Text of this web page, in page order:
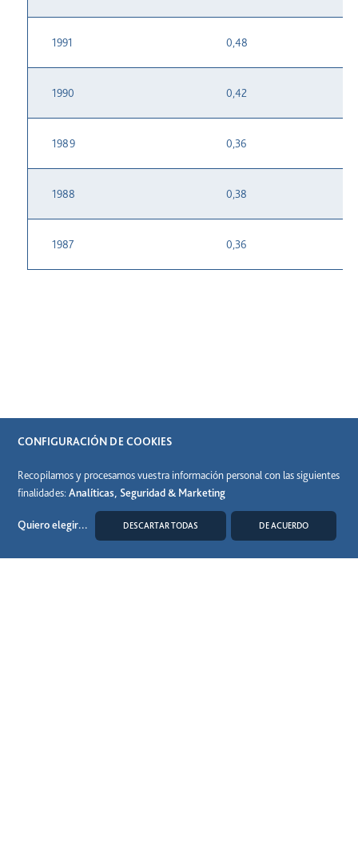
1991 0,48
1990 0,42
1989 0,36
1988 0,38
1987 0,36
(*) Asumiendo retención del:
Desde el año 2016:
CONFIGURACIÓN DE COOKIES
Recopilamos y procesamos vuestra información personal con las siguientes
finalidades: Analíticas, Seguridad & Marketing
Quiero elegir... DESCARTAR TODAS DE ACUERDO